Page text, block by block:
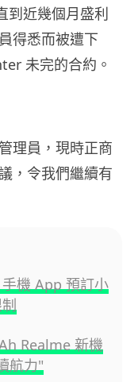
到近幾個月盛利
得悉而被遭下
未完的合約。
理員，現時正商
，令我們繼續有
機 App 預訂小
Realme 新機
航力"